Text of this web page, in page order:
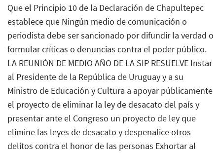
Que el Principio 10 de la Declaración de Chapultepec
establece que Ningún medio de comunicación o
periodista debe ser sancionado por difundir la verdad o
formular críticas o denuncias contra el poder público.
LA REUNIÓN DE MEDIO AÑO DE LA SIP RESUELVE Instar
al Presidente de la República de Uruguay y a su
Ministro de Educación y Cultura a apoyar públicamente
el proyecto de eliminar la ley de desacato del país y
presentar ante el Congreso un proyecto de ley que
elimine las leyes de desacato y despenalice otros
delitos contra el honor de las personas Exhortar al